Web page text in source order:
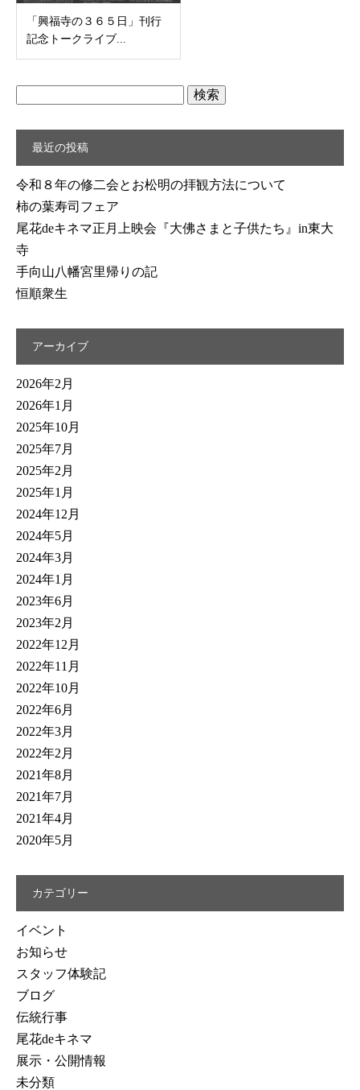
「興福寺の３６５日」刊行
記念トークライブ...
最近の投稿
令和８年の修二会とお松明の拝観方法について
柿の葉寿司フェア
尾花deキネマ正月上映会『大佛さまと子供たち』in東大
寺
手向山八幡宮里帰りの記
恒順衆生
アーカイブ
2026年2月
2026年1月
2025年10月
2025年7月
2025年2月
2025年1月
2024年12月
2024年5月
2024年3月
2024年1月
2023年6月
2023年2月
2022年12月
2022年11月
2022年10月
2022年6月
2022年3月
2022年2月
2021年8月
2021年7月
2021年4月
2020年5月
カテゴリー
イベント
お知らせ
スタッフ体験記
ブログ
伝統行事
尾花deキネマ
展示・公開情報
未分類